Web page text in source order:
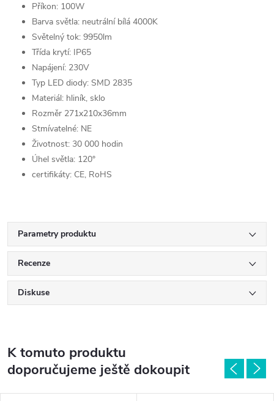
Příkon: 100W
Barva světla: neutrální bílá 4000K
Světelný tok: 9950lm
Třída krytí: IP65
Napájení: 230V
Typ LED diody: SMD 2835
Materiál: hliník, sklo
Rozměr 271x210x36mm
Stmívatelné: NE
Životnost: 30 000 hodin
Úhel světla: 120°
certifikáty: CE, RoHS
Parametry produktu
Recenze
Diskuse
K tomuto produktu
doporučujeme ještě dokoupit